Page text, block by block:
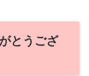
とうござ